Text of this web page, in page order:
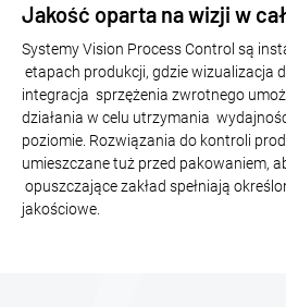
Jakość oparta na wizji w
Systemy Vision Process Control są
etapach produkcji, gdzie wizualizacja
integracja sprzężenia zwrotnego
działania w celu utrzymania
poziomie. Rozwiązania do kontroli
umieszczane tuż przed pakowaniem,
opuszczające zakład spełniają
jakościowe.